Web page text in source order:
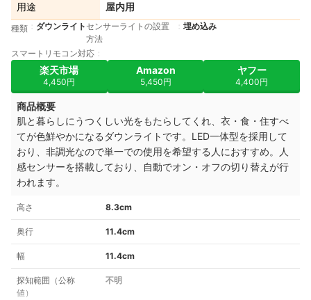
用途 屋内用
種類 ダウンライト センサーライトの設置
方法
埋め込み
スマートリモコン対応
楽天市場
4,450円
Amazon
5,450円
ヤフー
4,400円
商品概要
肌と暮らしにうつくしい光をもたらしてくれ、衣・食・住すべ
てが色鮮やかになるダウンライトです。LED一体型を採用して
おり、非調光なので単一での使用を希望する人におすすめ。人
感センサーを搭載しており、自動でオン・オフの切り替えが行
われます。
高さ 8.3cm
奥行 11.4cm
幅 11.4cm
探知範囲（公称
値）
不明